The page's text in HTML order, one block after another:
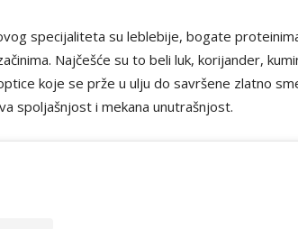
specijaliteta su leblebije, bogate
Najčešće su to beli luk, korijander,
koje se prže u ulju do savršene zlatno
spoljašnjost i mekana unutrašnjost.